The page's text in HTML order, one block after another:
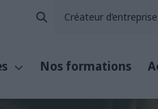
Créateur d’entreprise
Nos formations